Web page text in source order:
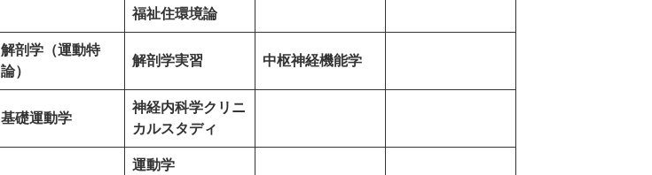
福祉住環境論
解剖学（運動特
論）
解剖学実習 中枢神経機能学
基礎運動学
神経内科学クリニ
カルスタディ
運動学